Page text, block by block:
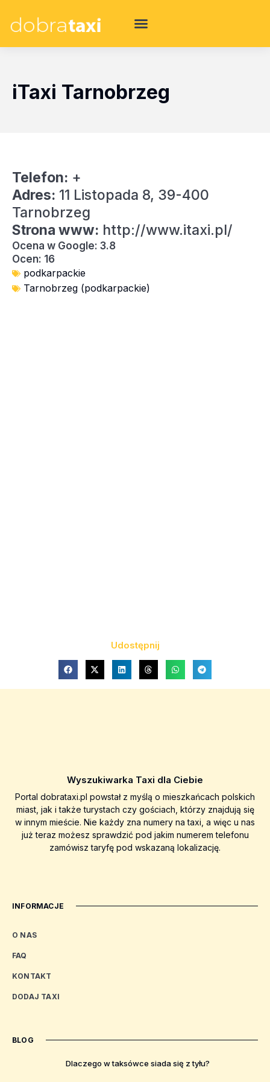
iTaxi Tarnobrzeg
Telefon: +
Adres: 11 Listopada 8, 39-400
Tarnobrzeg
Strona www: http://www.itaxi.pl/
Ocena w Google: 3.8
Ocen: 16
podkarpackie
Tarnobrzeg (podkarpackie)
Udostępnij
Wyszukiwarka Taxi dla Ciebie
Portal dobrataxi.pl powstał z myślą o mieszkańcach polskich
miast, jak i także turystach czy gościach, którzy znajdują się
w innym mieście. Nie każdy zna numery na taxi, a więc u nas
już teraz możesz sprawdzić pod jakim numerem telefonu
zamówisz taryfę pod wskazaną lokalizację.
INFORMACJE
O NAS
FAQ
KONTAKT
DODAJ TAXI
BLOG
Dlaczego w taksówce siada się z tyłu?